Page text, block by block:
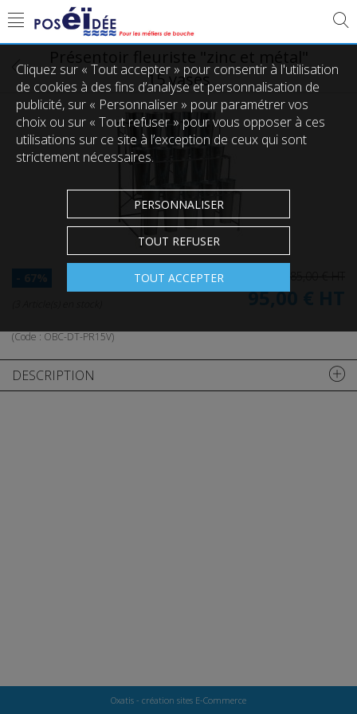
15 vases
95,00 €
(Code : OBC-DT-PR15V)
DESCRIPTION
Cliquez sur « Tout accepter » pour consentir à l'utilisation
de cookies à des fins d’analyse et personnalisation de
publicité, sur « Personnaliser » pour paramétrer vos
choix ou sur « Tout refuser » pour vous opposer à ces
utilisations sur ce site à l’exception de ceux qui sont
strictement nécessaires.
PERSONNALISER
TOUT REFUSER
TOUT ACCEPTER
Oxatis - création sites E-Commerce